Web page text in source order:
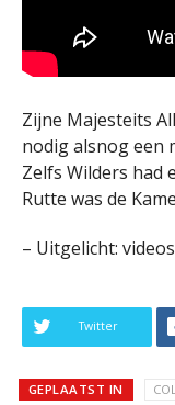
Zijne Majesteits
nodig alsnog een
Zelfs Wilders had
Rutte was de
– Uitgelicht:
Twitter
GEPLAATST IN